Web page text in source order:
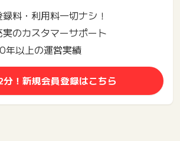
録料・利用料一切ナシ！
実のカスタマーサポート
年以上の運営実績
分！新規会員登録はこちら